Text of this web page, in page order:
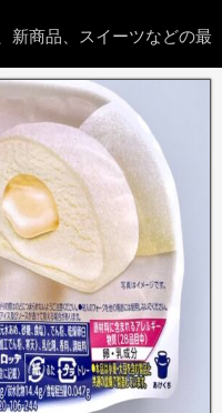
新商品、スイーツなどの最